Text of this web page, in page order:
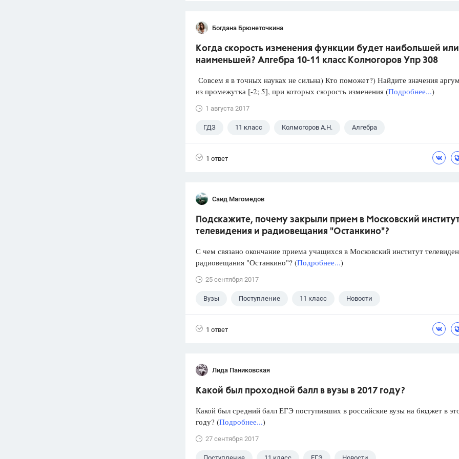
Богдана Брюнеточкина
Когда скорость изменения функции будет наибольшей или
наименьшей? Алгебра 10-11 класс Колмогоров Упр 308
Совсем я в точных науках не сильна) Кто поможет?) Найдите значения
из промежутка [-2; 5], при которых скорость изменения (Подробнее...)
1 августа 2017
ГДЗ 11 класс Колмогоров А.Н. Алгебра
1 ответ
Саид Магомедов
Подскажите, почему закрыли прием в Московский
телевидения и радиовещания "Останкино"?
С чем связано окончание приема учащихся в Московский институт
радиовещания "Останкино"? (Подробнее...)
25 сентября 2017
Вузы Поступление 11 класс Новости
1 ответ
Лида Паниковская
Какой был проходной балл в вузы в 2017 году?
Какой был средний балл ЕГЭ поступивших в российские вузы на бюджет в
году? (Подробнее...)
27 сентября 2017